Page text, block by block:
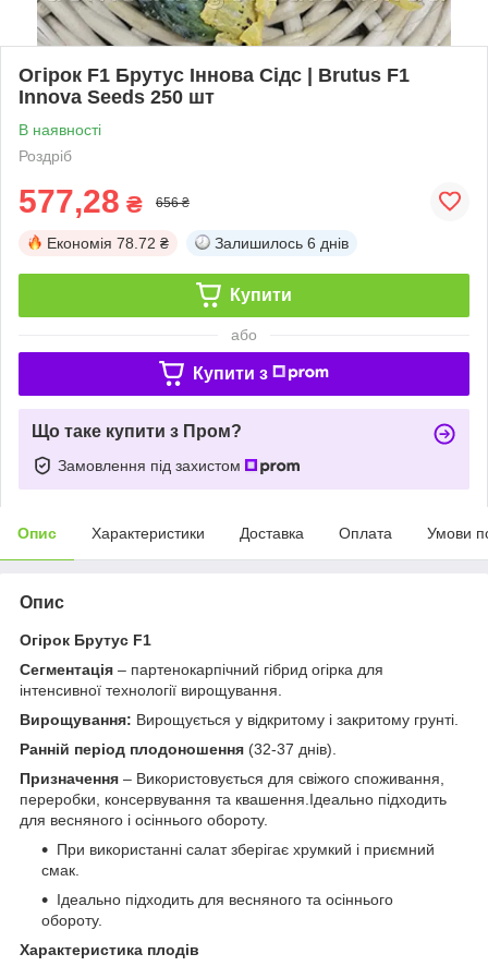
Огірок F1 Брутус Іннова Сідс | Brutus F1
Innova Seeds 250 шт
В наявності
Роздріб
577,28 ₴ 656 ₴
Економія 78.72 ₴ Залишилось 6 днів
Купити
або
Купити з
Що таке купити з Пром?
Замовлення під захистом
Опис Характеристики Доставка Оплата Умови
Опис
Огірок Брутус F1
Сегментація – партенокарпічний гібрид огірка для
інтенсивної технології вирощування.
Вирощування: Вирощується у відкритому і закритому грунті.
Ранній період плодоношення (32-37 днів).
Призначення – Використовується для свіжого споживання,
переробки, консервування та квашення.Ідеально підходить
для весняного і осіннього обороту.
При використанні салат зберігає хрумкий і приємний
смак.
Ідеально підходить для весняного та осіннього
обороту.
Характеристика плодів